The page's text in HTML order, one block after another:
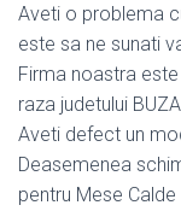
Aveti o problema
este sa ne sunati
Firma noastra
raza judetului
Aveti defect un
Deasemenea
pentru Mese Calde